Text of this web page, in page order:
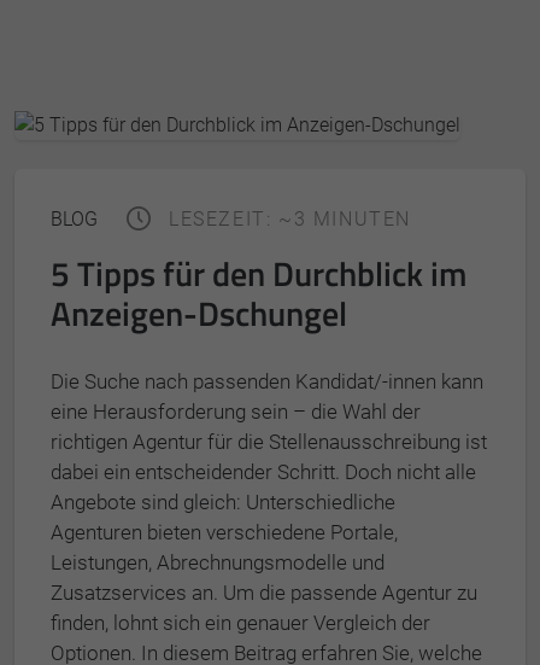
BLOG LESEZEIT: ~3 MINUTEN
5 Tipps für den Durchblick im
Anzeigen-Dschungel
Die Suche nach passenden Kandidat/-innen kann
eine Herausforderung sein – die Wahl der
richtigen Agentur für die Stellenausschreibung ist
dabei ein entscheidender Schritt. Doch nicht alle
Angebote sind gleich: Unterschiedliche
Agenturen bieten verschiedene Portale,
Leistungen, Abrechnungsmodelle und
Zusatzservices an. Um die passende Agentur zu
finden, lohnt sich ein genauer Vergleich der
Optionen. In diesem Beitrag erfahren Sie, welche